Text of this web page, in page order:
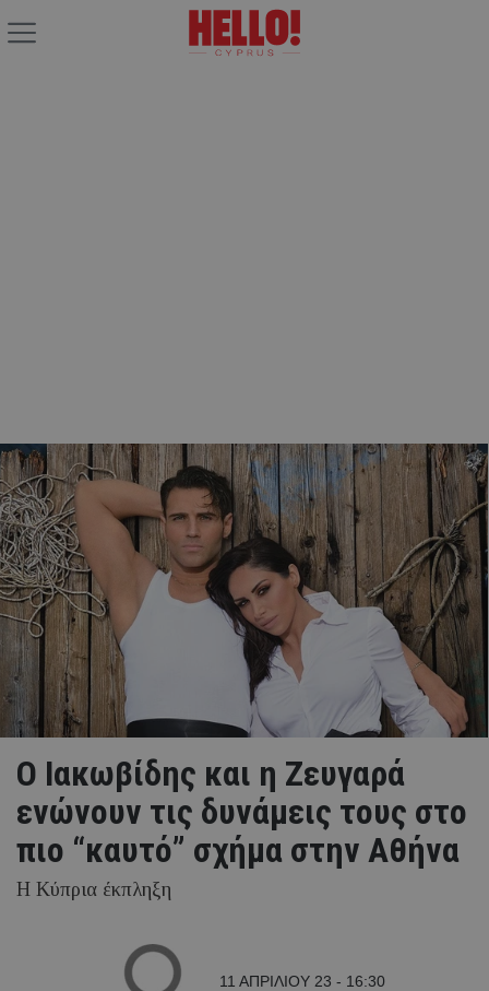
Ο Ιακωβίδης και η Ζευγαρά
ενώνουν τις δυνάμεις τους στο
πιο “καυτό” σχήμα στην Αθήνα
Η Κύπρια έκπληξη
11 ΑΠΡΙΛΙΟΥ 23 - 16:30